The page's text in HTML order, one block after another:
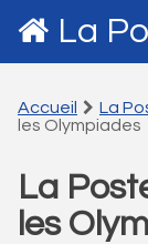
La
Accueil La
les Olympiades
La
les